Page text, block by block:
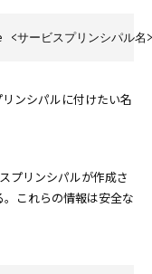
ンシパルに付けたい名
プリンシパルが作成さ
これらの情報は安全な